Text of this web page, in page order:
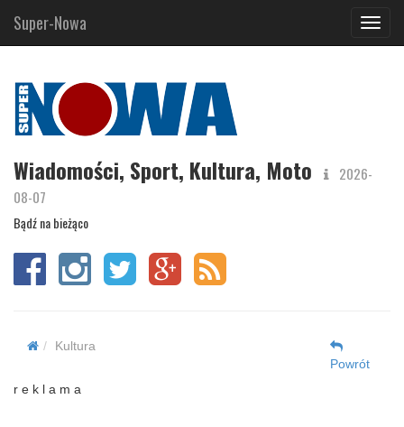
Super-Nowa
Wiadomości, Sport, Kultura, Moto
2026-
08-07
Bądź na bieżąco
Kultura
Powrót
r e k l a m a